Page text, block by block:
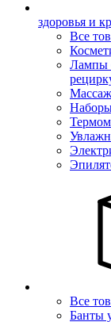
здоровья и
Все
Лампы
Все
Банты